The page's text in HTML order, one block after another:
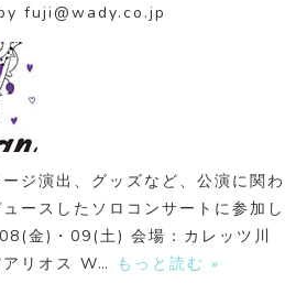
fuji@wady.co.jp
ジ演出、グッズなど、公演に関わ
ースしたソロコンサートに参加し
金)・09(土) 会場：カレッツ川
リオス W… もっと読む »